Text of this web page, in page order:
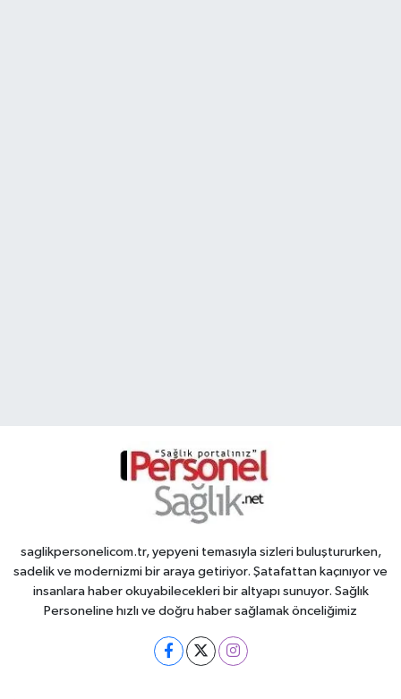
saglikpersonelicom.tr, yepyeni temasıyla sizleri buluştururken,
sadelik ve modernizmi bir araya getiriyor. Şatafattan kaçınıyor ve
insanlara haber okuyabilecekleri bir altyapı sunuyor. Sağlık
Personeline hızlı ve doğru haber sağlamak önceliğimiz